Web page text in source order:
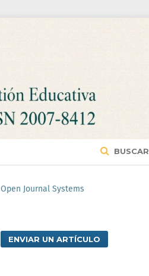
BUSCAR
Open Journal Systems
ENVIAR UN ARTÍCULO